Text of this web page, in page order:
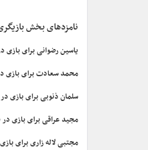
نامزدهای بخش
یاسین رضوانی برای بازی
محمد سعادت برای بازی
سلمان ذنوبی برای بازی
مجید عراقی برای بازی
مجتبی لاله زاری برای